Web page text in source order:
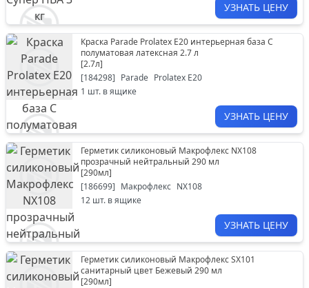
УЗНАТЬ ЦЕНУ
Краска Parade Prolatex Е20 интерьерная база С
полуматовая латексная 2.7 л
[2.7л]
[184298] Parade Prolatex Е20
1 шт. в ящике
УЗНАТЬ ЦЕНУ
Герметик силиконовый Макрофлекс NХ108
прозрачный нейтральный 290 мл
[290мл]
[186699] Макрофлекс NХ108
12 шт. в ящике
УЗНАТЬ ЦЕНУ
Герметик силиконовый Макрофлекс SX101
санитарный цвет Бежевый 290 мл
[290мл]